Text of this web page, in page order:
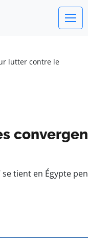
lutter contre le
se tient en Égypte